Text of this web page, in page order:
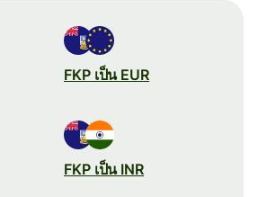
FKP เป็น EUR
FKP เป็น INR